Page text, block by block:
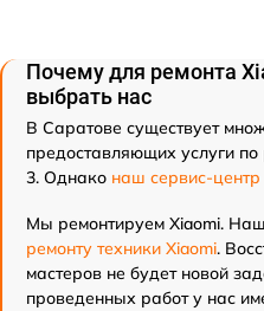
Почему для ремонта
выбрать нас
В Саратове существует
предоставляющих услуги
3. Однако наш сервис-
Мы ремонтируем Xiaomi.
ремонту техники Xiaomi.
мастеров не будет новой
проведенных работ у нас